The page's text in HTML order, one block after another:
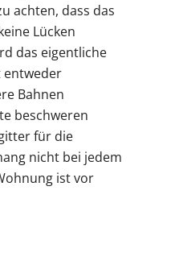
achten, dass das
Lücken
das eigentliche
entweder
Bahnen
beschweren
für die
nicht bei jedem
ist vor